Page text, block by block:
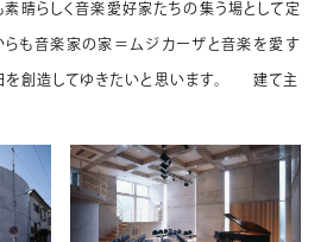
晴らしく音楽愛好家たちの集う場として定
らも音楽家の家＝ムジカーザと音楽を愛す
を創造してゆきたいと思います。 建て主